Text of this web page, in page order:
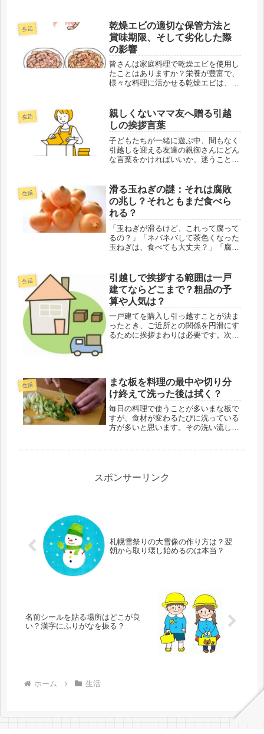
引に惹かれ、ついつい食パンをたくさ
ん買ってしまった経験はありません
か...
生活
乾燥エビの適切な保管方法と
賞味期限、そして劣化した際
の影響
皆さんは家庭料理で乾燥エビを使用し
たことはありますか？栄養が豊富で、
様々な料理に活かせる乾燥エビは、ぜ
せるかについて疑問を持っている人も
いるでしょう。乾燥エビはどのくらい
の...
生活
親しくないママ友へ贈る引越
しの挨拶言葉
子どもたちが一緒に遊ぶ中、間もなく
引越しを迎える友達の親御さんにどん
な言葉をかければいいか、迷うことが
しくないこともあります。子供を通じ
ての関わりはあっても、親同士があま
り...
生活
滑る玉ねぎの謎：それは腐敗
の兆し？それともまだ食べら
れる？
「玉ねぎが滑るけど、これって腐って
るの？」「ネバネバして茶色くなった
玉ねぎは、食べても大丈夫？」「腐っ
で頻繁に使われる玉ねぎは、多くの家
庭に欠かせない食材です。カレーや煮
込...
生活
引越しで挨拶する範囲は一戸
建てならどこまで？粗品の予
算や人気は？
一戸建てを購入し引っ越すことが決ま
ったとき、ご近所との関係を円滑にす
るために挨拶まわりは必要です。次に
で、...
生活
まな板を料理の最中や切り分
け終えて洗った後は拭く？
毎日の料理で使うことが多いまな板で
すが、食材が変わるたびに洗っている
方が多いと思います。その洗い流した
の...
スポンサーリンク
札幌雪祭りの大雪像の作り方は？翌
朝から取り壊し始めるのは本当？
名前シールを貼る場所はどこが良
い？漢字にふりがなを振る？
ホーム 生活